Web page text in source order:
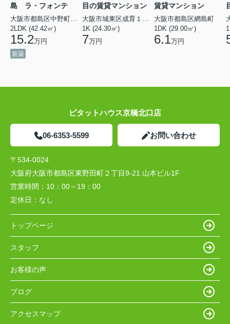
島 ラ・フォンテ
大阪市都島区中野町２丁目
2LDK (42.42㎡)
15.2万円
新築
目の賃貸マンション
大阪市城東区成育１丁目
1K (24.30㎡)
7万円
賃貸マンション
大阪市都島区網島町
1DK (29.00㎡)
6.1万円
ピタットハウス京橋北口店
06-6353-5599 お問い合わせ
〒534-0024
大阪府大阪市都島区東野田町２丁目9-21 山本ビル1F
営業時間： 10：00～19：00
定休日： なし
トップページ
スタッフ
お客様の声
ブログ
アクセスマップ